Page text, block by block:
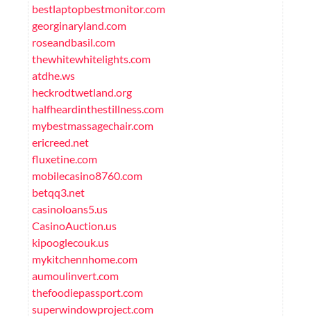
bestlaptopbestmonitor.com
georginaryland.com
roseandbasil.com
thewhitewhitelights.com
atdhe.ws
heckrodtwetland.org
halfheardinthestillness.com
mybestmassagechair.com
ericreed.net
fluxetine.com
mobilecasino8760.com
betqq3.net
casinoloans5.us
CasinoAuction.us
kipooglecouk.us
mykitchennhome.com
aumoulinvert.com
thefoodiepassport.com
superwindowproject.com